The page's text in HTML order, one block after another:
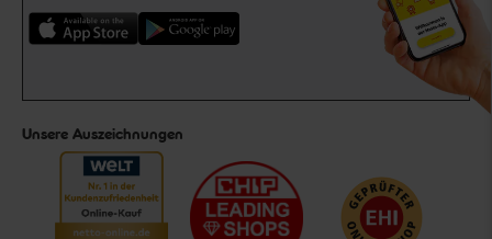
Unsere Auszeichnungen